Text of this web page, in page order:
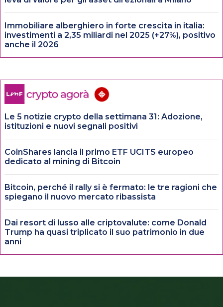
Immobiliare alberghiero in forte crescita in italia:
investimenti a 2,35 miliardi nel 2025 (+27%), positivo
anche il 2026
Le 5 notizie crypto della settimana 31: Adozione,
istituzioni e nuovi segnali positivi
CoinShares lancia il primo ETF UCITS europeo
dedicato al mining di Bitcoin
Bitcoin, perché il rally si è fermato: le tre ragioni che
spiegano il nuovo mercato ribassista
Dai resort di lusso alle criptovalute: come Donald
Trump ha quasi triplicato il suo patrimonio in due
anni